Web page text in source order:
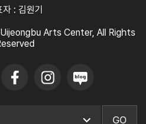
자 : 김원기
Arts Center, All Rights
GO